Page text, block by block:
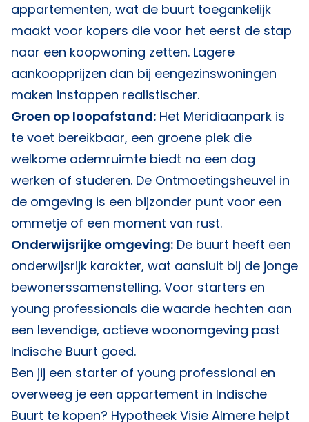
appartementen, wat de buurt toegankelijk
maakt voor kopers die voor het eerst de stap
naar een koopwoning zetten. Lagere
aankoopprijzen dan bij eengezinswoningen
maken instappen realistischer.
Groen op loopafstand: Het Meridiaanpark is
te voet bereikbaar, een groene plek die
welkome ademruimte biedt na een dag
werken of studeren. De Ontmoetingsheuvel in
de omgeving is een bijzonder punt voor een
ommetje of een moment van rust.
Onderwijsrijke omgeving: De buurt heeft een
onderwijsrijk karakter, wat aansluit bij de jonge
bewonerssamenstelling. Voor starters en
young professionals die waarde hechten aan
een levendige, actieve woonomgeving past
Indische Buurt goed.
Ben jij een starter of young professional en
overweeg je een appartement in Indische
Buurt te kopen? Hypotheek Visie Almere helpt